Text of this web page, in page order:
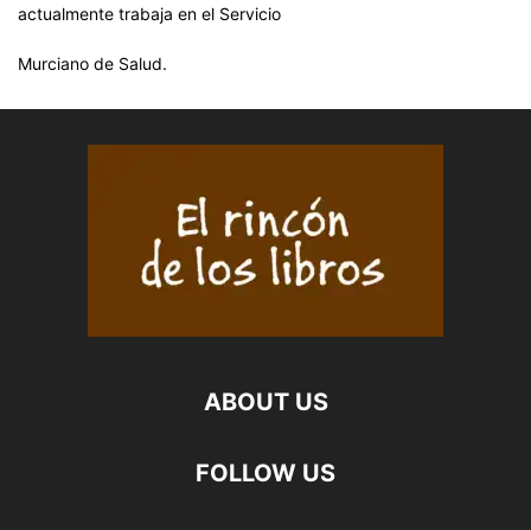
actualmente trabaja en el Servicio
Murciano de Salud.
ABOUT US
FOLLOW US